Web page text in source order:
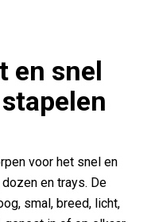
en snel
voor het snel en
en trays. De
smal, breed, licht,